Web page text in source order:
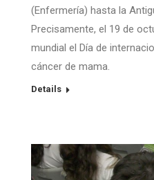
(Enfermería) hasta la
Precisamente, el 19 de
mundial el Día de
cáncer de mama.
Details